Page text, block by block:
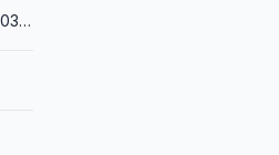
0014f3e8cb8584de13b46723cff8acde0170301a9e31